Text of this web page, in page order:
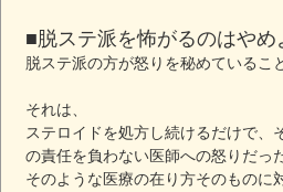
■脱ステ派を怖がるのはやめ
脱ステ派の方が怒りを秘めているこ
それは、
ステロイドを処方し続けるだけで、
の責任を負わない医師への怒りだっ
そのような医療の在り方そのものに